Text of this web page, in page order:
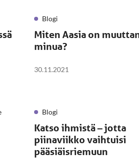
Blogi
Miten Aasia on
minua?
30.11.2021
Blogi
Katso ihmistä – jotta
piinaviikko vaihtuisi
pääsiäisriemuun